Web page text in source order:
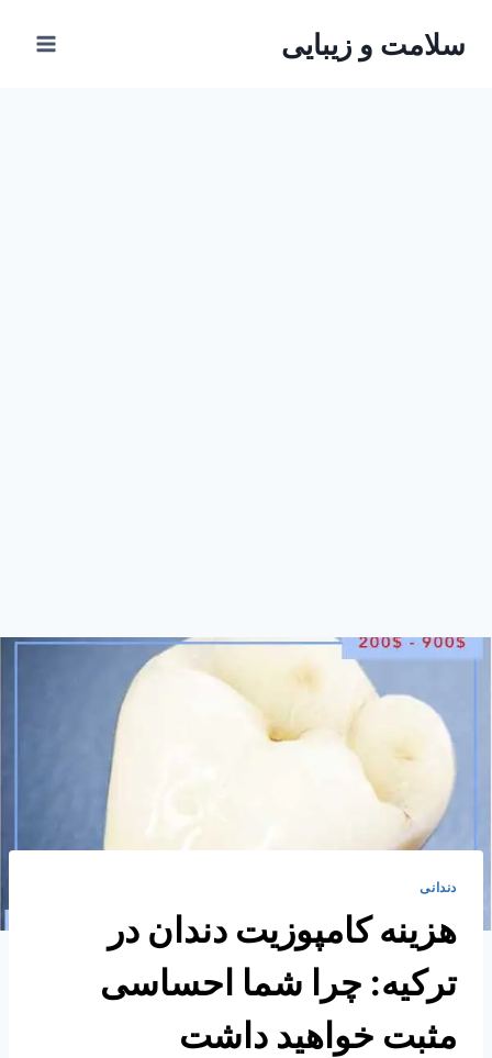
سلامت و زیبایی
دندانی
هزینه کامپوزیت دندان در
ترکیه: چرا شما احساسی
مثبت خواهید داشت